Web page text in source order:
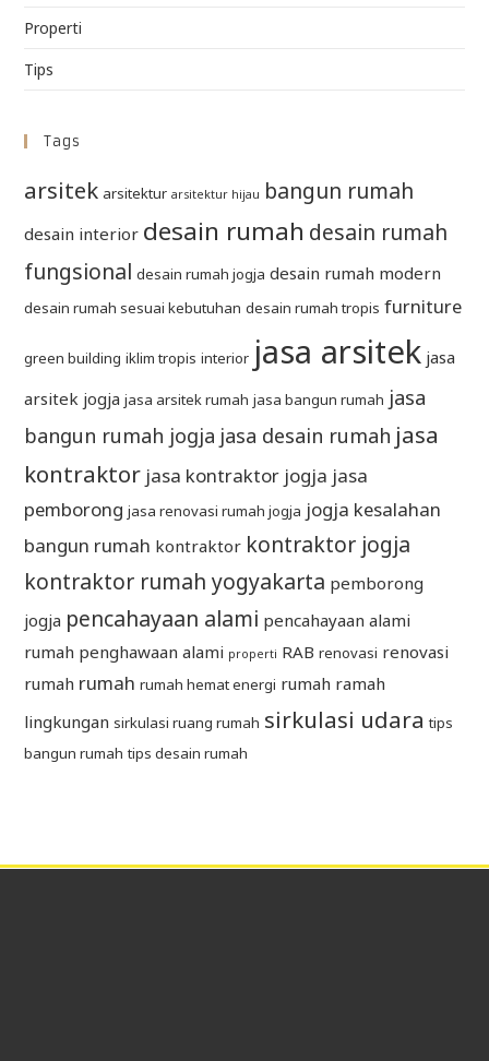
Properti
Tips
Tags
arsitek arsitektur arsitektur hijau bangun rumah
desain interior desain rumah desain rumah
fungsional desain rumah jogja desain rumah modern
desain rumah sesuai kebutuhan desain rumah tropis furniture
green building iklim tropis interior jasa arsitek jasa
arsitek jogja jasa arsitek rumah jasa bangun rumah jasa
bangun rumah jogja jasa desain rumah jasa
kontraktor jasa kontraktor jogja jasa
pemborong jasa renovasi rumah jogja jogja kesalahan
bangun rumah kontraktor kontraktor jogja
kontraktor rumah yogyakarta pemborong
jogja pencahayaan alami pencahayaan alami
rumah penghawaan alami properti RAB renovasi renovasi
rumah rumah rumah hemat energi rumah ramah
lingkungan sirkulasi ruang rumah sirkulasi udara tips
bangun rumah tips desain rumah